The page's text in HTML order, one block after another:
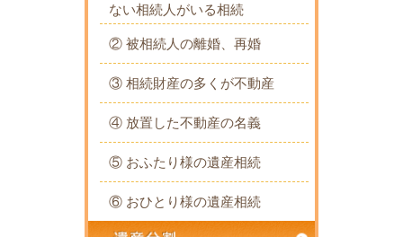
ない相続人がいる相続
② 被相続人の離婚、再婚
③ 相続財産の多くが不動産
④ 放置した不動産の名義
⑤ おふたり様の遺産相続
⑥ おひとり様の遺産相続